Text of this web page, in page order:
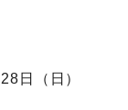
日（日）